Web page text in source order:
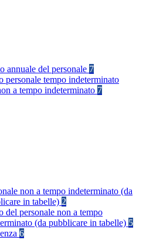
annuale del personale 7
personale tempo indeterminato
a tempo indeterminato 7
non a tempo indeterminato (da
in tabelle) 2
del personale non a tempo
(da pubblicare in tabelle) 5
6